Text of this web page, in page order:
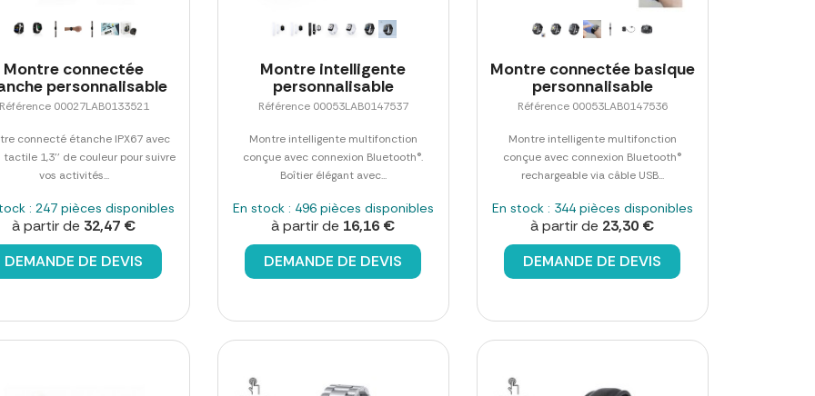
Montre connectée
personnalisable
00027LAB0133521
connecté étanche IPX67 avec
tactile 1,3'' de couleur pour suivre
vos activités...
: 247 pièces disponibles
à partir de 32,47 €
DEMANDE DE DEVIS
Montre intelligente
personnalisable
Référence 00053LAB0147537
Montre intelligente multifonction
conçue avec connexion Bluetooth®.
Boîtier élégant avec...
En stock : 496 pièces disponibles
à partir de 16,16 €
DEMANDE DE DEVIS
Montre connectée basique
personnalisable
Référence 00053LAB0147536
Montre intelligente multifonction
conçue avec connexion Bluetooth®
rechargeable via câble USB...
En stock : 344 pièces disponibles
à partir de 23,30 €
DEMANDE DE DEVIS